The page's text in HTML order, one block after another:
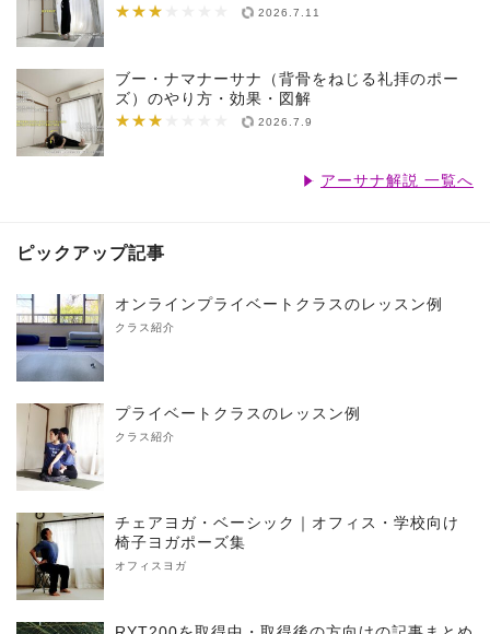
★★★
★★★★★★★ 2026.7.11
ブー・ナマナーサナ（背骨をねじる礼拝のポー
ズ）のやり方・効果・図解
★★★
★★★★★★★ 2026.7.9
アーサナ解説 一覧へ
ピックアップ記事
オンラインプライベートクラスのレッスン例
クラス紹介
プライベートクラスのレッスン例
クラス紹介
チェアヨガ・ベーシック｜オフィス・学校向け
椅子ヨガポーズ集
オフィスヨガ